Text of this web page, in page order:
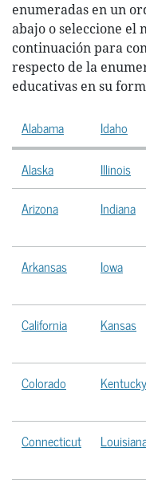
enumeradas en un
abajo o seleccione el
continuación para
respecto de la
educativas en su
Alabama Idaho
Alaska
Illinois
Arizona
Indiana
Arkansas
Iowa
California Kansas
Colorado Kentucky
Connecticut